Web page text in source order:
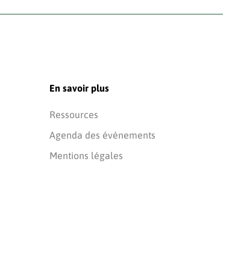
En savoir plus
Ressources
Agenda des événements
Mentions légales